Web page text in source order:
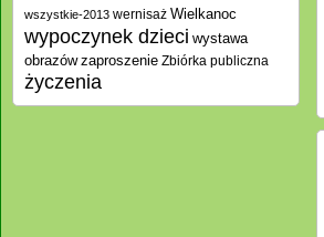
wszystkie-2013 wernisaż Wielkanoc
wypoczynek dzieci wystawa
obrazów zaproszenie Zbiórka publiczna
życzenia